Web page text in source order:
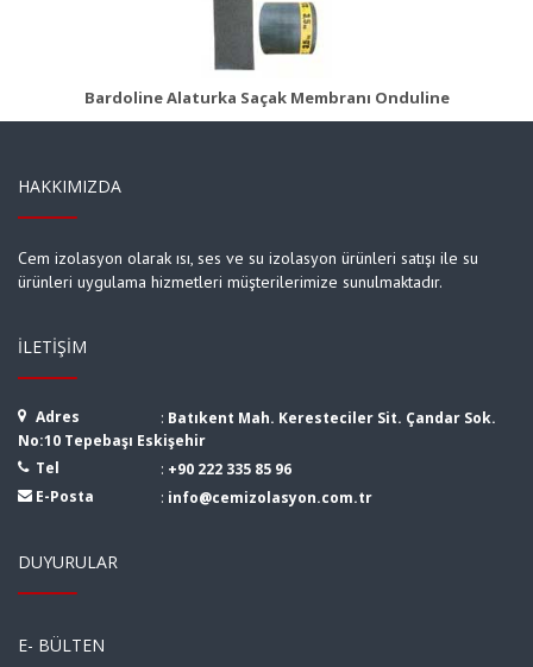
Bardoline Alaturka Saçak Membranı Onduline
Ürün Detayı
HAKKIMIZDA
Cem izolasyon olarak ısı, ses ve su izolasyon ürünleri satışı ile su
ürünleri uygulama hizmetleri müşterilerimize sunulmaktadır.
İLETIŞIM
Adres : Batıkent Mah. Keresteciler Sit. Çandar Sok.
No:10 Tepebaşı Eskişehir
Tel
: +90 222 335 85 96
E-Posta
: info@cemizolasyon.com.tr
DUYURULAR
E- BÜLTEN